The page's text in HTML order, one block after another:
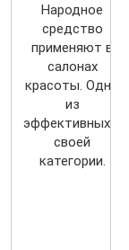
Народное
средство
применяют в
салонах
красоты. Одно
из
эффективных в
своей
категории.